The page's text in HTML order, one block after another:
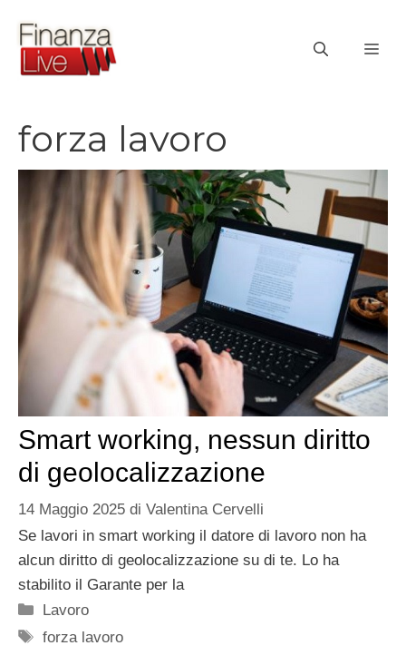
contenuto
forza lavoro
Smart working, nessun diritto
di geolocalizzazione
14 Maggio 2025 di Valentina Cervelli
Se lavori in smart working il datore di lavoro non ha
alcun diritto di geolocalizzazione su di te. Lo ha
stabilito il Garante per la
Categorie
Lavoro
Tag
forza lavoro